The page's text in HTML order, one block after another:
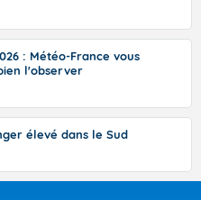
: Météo-France vous
l'observer
élevé dans le Sud